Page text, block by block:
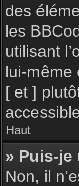
des
les
utilisant
lui-même
[ et ]
Haut
» Puis-je
Non, il